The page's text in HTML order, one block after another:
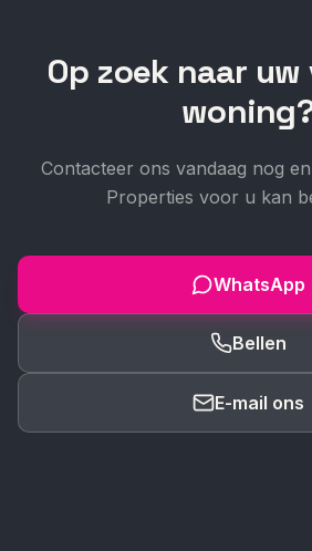
Op zoek naar
Contacteer ons vandaag nog
Properties voor u kan
WhatsApp
Bellen
E-mail ons